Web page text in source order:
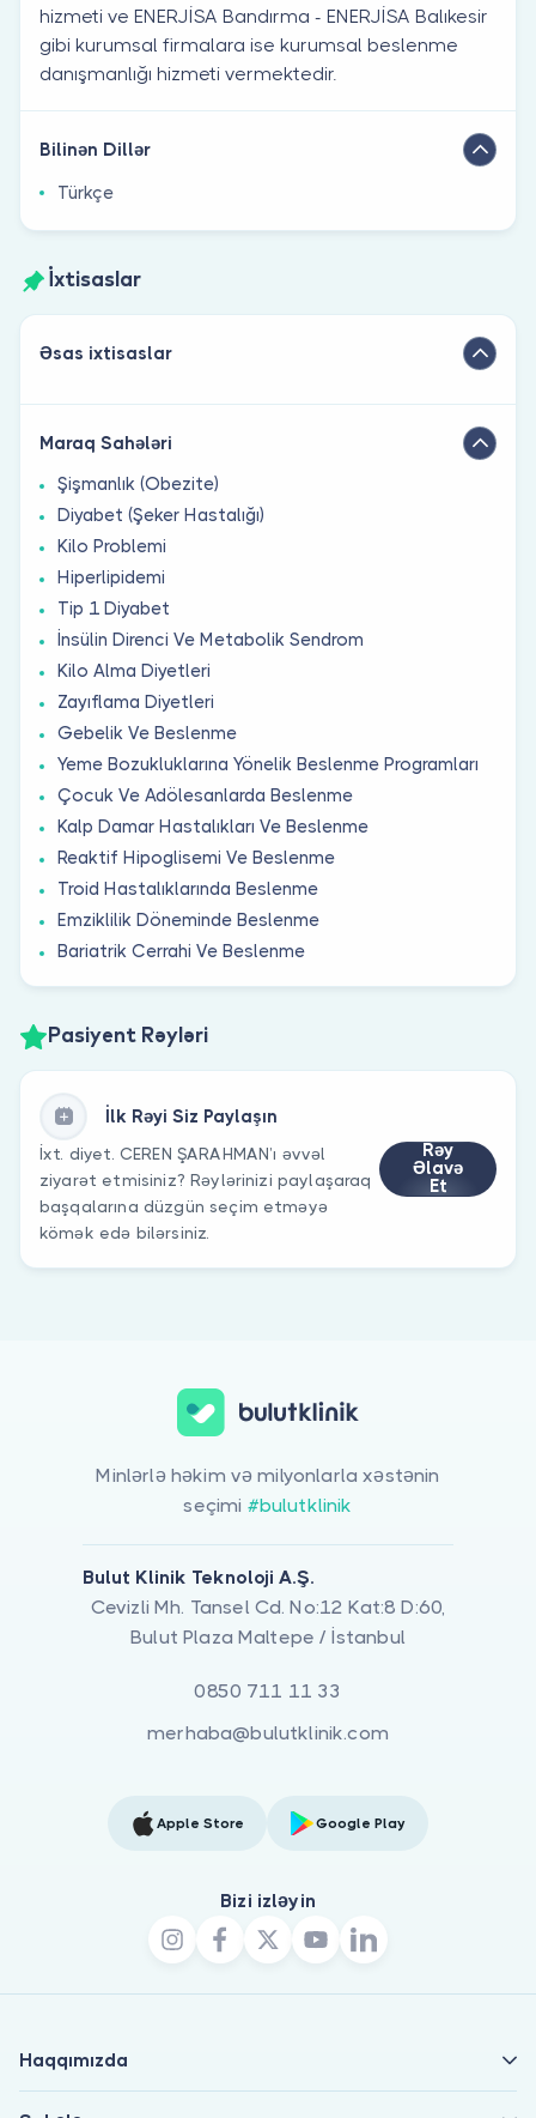
hizmeti ve ENERJİSA Bandırma - ENERJİSA Balıkesir
gibi kurumsal firmalara ise kurumsal beslenme
danışmanlığı hizmeti vermektedir.
Bilinən Dillər
Türkçe
İxtisaslar
Əsas ixtisaslar
Maraq Sahələri
Şişmanlık (Obezite)
Diyabet (Şeker Hastalığı)
Kilo Problemi
Hiperlipidemi
Tip 1 Diyabet
İnsülin Direnci Ve Metabolik Sendrom
Kilo Alma Diyetleri
Zayıflama Diyetleri
Gebelik Ve Beslenme
Yeme Bozukluklarına Yönelik Beslenme Programları
Çocuk Ve Adölesanlarda Beslenme
Kalp Damar Hastalıkları Ve Beslenme
Reaktif Hipoglisemi Ve Beslenme
Troid Hastalıklarında Beslenme
Emziklilik Döneminde Beslenme
Bariatrik Cerrahi Ve Beslenme
Pasiyent Rəyləri
İlk Rəyi Siz Paylaşın
İxt. diyet. CEREN ŞARAHMAN’ı əvvəl
ziyarət etmisiniz? Rəylərinizi paylaşaraq
başqalarına düzgün seçim etməyə
kömək edə bilərsiniz.
Rəy
Əlavə
Et
Minlərlə həkim və milyonlarla xəstənin
seçimi #bulutklinik
Bulut Klinik Teknoloji A.Ş.
Cevizli Mh. Tansel Cd. No:12 Kat:8 D:60,
Bulut Plaza Maltepe / İstanbul
0850 711 11 33
merhaba@bulutklinik.com
Apple Store Google Play
Bizi izləyin
Haqqımızda